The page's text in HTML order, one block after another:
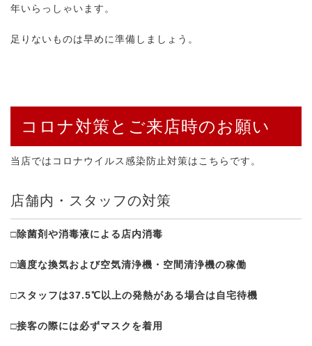
年いらっしゃいます。
足りないものは早めに準備しましょう。
コロナ対策とご来店時のお願い
当店ではコロナウイルス感染防止対策はこちらです。
店舗内・スタッフの対策
□除菌剤や消毒液による店内消毒
□適度な換気および空気清浄機・空間清浄機の稼働
□スタッフは37.5℃以上の発熱がある場合は自宅待機
□接客の際には必ずマスクを着用